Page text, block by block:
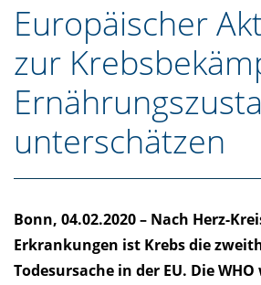
Europäischer
zur
unterschätzen
Bonn, 04.02.2020 – Nach Herz-
Erkrankungen ist Krebs die
Todesursache in der EU. Die